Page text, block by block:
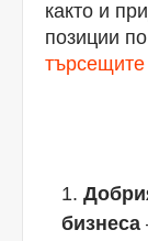
както и
позиции
бизнеса